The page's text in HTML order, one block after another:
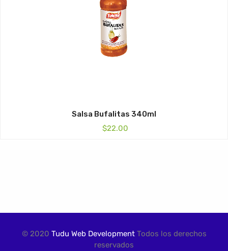
Salsa Bufalitas 340ml
$22.00
© 2020 Tudu Web DevelopmentTodos los derechos
reservados